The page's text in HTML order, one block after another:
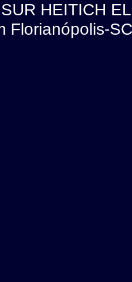
HEITICH
Florianópolis-